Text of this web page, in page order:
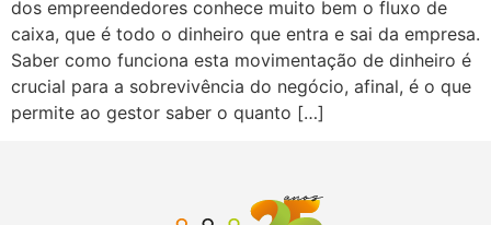
dos empreendedores conhece muito bem o fluxo de
caixa, que é todo o dinheiro que entra e sai da empresa.
Saber como funciona esta movimentação de dinheiro é
crucial para a sobrevivência do negócio, afinal, é o que
permite ao gestor saber o quanto […]